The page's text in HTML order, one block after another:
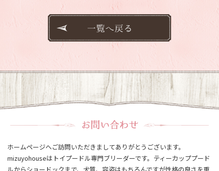
ホームページへご訪問いただきましてありがとうございます。
mizuyohouseはトイプードル専門ブリーダーです。ティーカッププード